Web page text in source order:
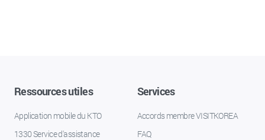
Ressources utiles
Application mobile du KTO
1330 Service d'assistance
Services
Accords membre VISITKOREA
FAQ